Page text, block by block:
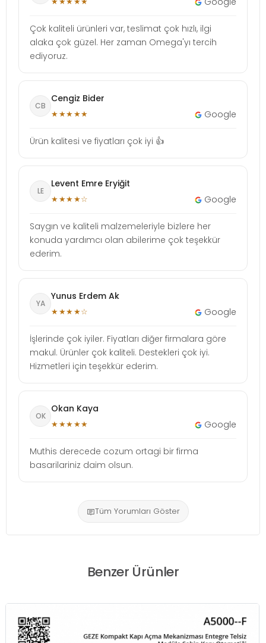
Çok kaliteli ürünleri var, teslimat çok hızlı, ilgi
alaka çok güzel. Her zaman Omega'yı tercih
ediyoruz.
CB
Cengiz Bider
★★★★★ Google
Ürün kalitesi ve fiyatları çok iyi 👍
LE
Levent Emre Eryiğit
★★★★☆ Google
Saygın ve kaliteli malzemeleriyle bizlere her
konuda yardımcı olan abilerime çok teşekkür
ederim.
YA
Yunus Erdem Ak
★★★★☆ Google
İşlerinde çok iyiler. Fiyatları diğer firmalara göre
makul. Ürünler çok kaliteli. Destekleri çok iyi.
Hizmetleri için teşekkür ederim.
OK
Okan Kaya
★★★★★ Google
Muthis derecede cozum ortagi bir firma
basarilariniz daim olsun.
Tüm Yorumları Göster
Benzer Ürünler
GEZE Yangın Kapısı Açma Mekanizması Temel
Ekipmanlı Kapı Otomatiği